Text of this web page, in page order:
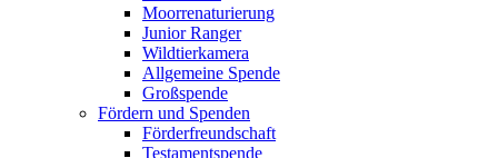
Moorrenaturierung
Junior Ranger
Wildtierkamera
Allgemeine Spende
Großspende
Fördern und Spenden
Förderfreundschaft
Testamentspende